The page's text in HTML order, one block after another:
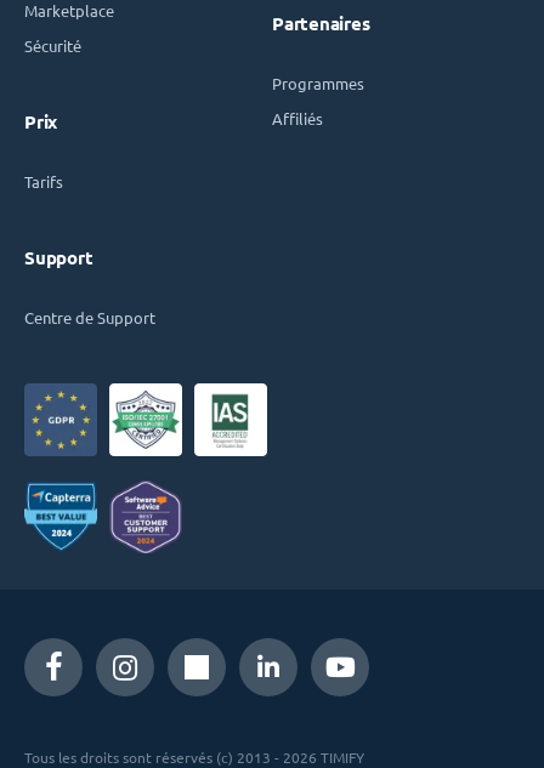
Marketplace
Sécurité
Prix
Tarifs
Support
Centre de Support
Partenaires
Programmes
Affiliés
Tous les droits sont réservés (c) 2013 - 2026 TIMIFY